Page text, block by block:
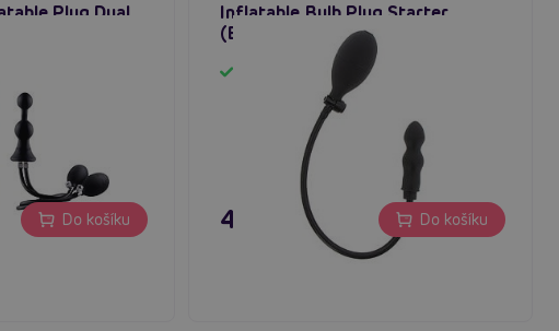
Plug Dual
anální
Do košíku
Inflatable Bulb Plug Starter
(Black), nafukovací anální kolík
495 Kč Do košíku